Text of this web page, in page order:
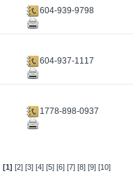
604-939-9798
604-937-1117
1778-898-0937
[1] [2] [3] [4] [5] [6] [7] [8] [9] [10]